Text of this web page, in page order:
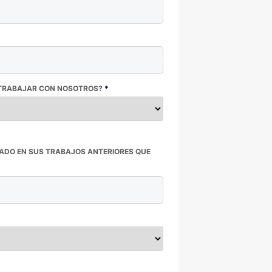
CON NOSOTROS? *
EN SUS TRABAJOS ANTERIORES QUE